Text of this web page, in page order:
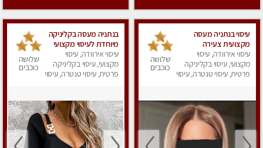
עיסוי בנתניה מעסה
מקצועית צעירה
ואיכותית פרטי!!!מומלץ
לחלוטין!!!!
עיסוי אירוודה, עיסוי
מקצועי, עיסוי בקליניקה
פרטית, עיסוי טנטרה, עיסוי
שלושה
כוכבים
בנתניה מעסה בקליניקה
מיוחדת לעיסוי מקצועי
עיסוי אירוודה, עיסוי
מקצועי, עיסוי בקליניקה
פרטית, עיסוי טנטרה, עיסוי
שלושה
כוכבים